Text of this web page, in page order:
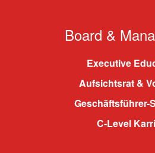
Board &
Executive
Aufsichtsrat &
Geschäftsführer-
C-Level